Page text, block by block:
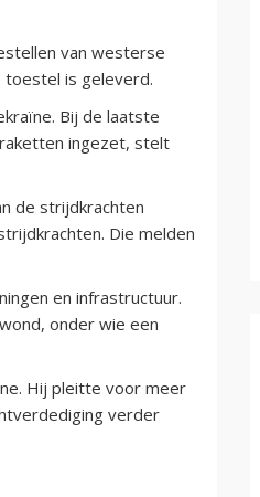
van westerse
toestel is geleverd.
Bij de laatste
ingezet, stelt
de strijdkrachten
Die melden
en infrastructuur.
onder wie een
Hij pleitte voor meer
verder